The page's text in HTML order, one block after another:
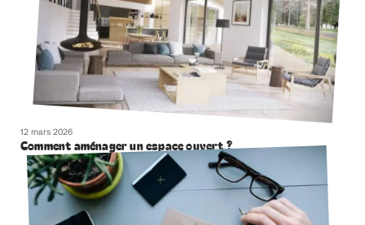
12 mars 2026
Comment aménager un espace ouvert ?